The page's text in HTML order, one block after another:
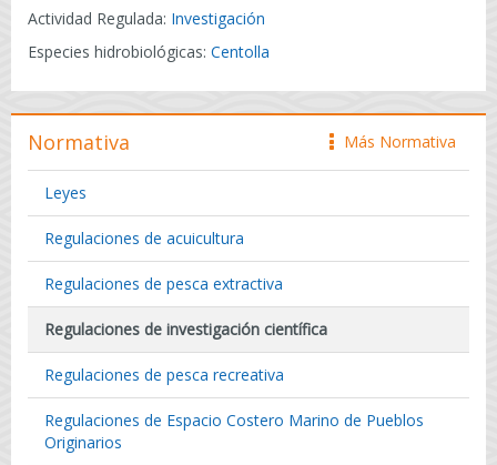
Actividad Regulada: Investigación
Especies hidrobiológicas: Centolla
icono
Más Normativa
Normativa
Leyes
Regulaciones de acuicultura
Regulaciones de pesca extractiva
Regulaciones de investigación científica
Regulaciones de pesca recreativa
Regulaciones de Espacio Costero Marino de Pueblos
Originarios